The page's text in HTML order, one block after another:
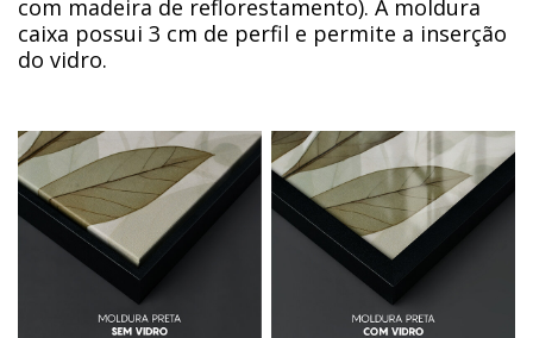
com madeira de reflorestamento). A moldura
caixa possui 3 cm de perfil e permite a inserção
do vidro.